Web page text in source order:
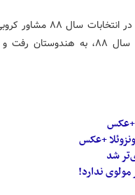
وی که نماینده مردم بجنورد در مجلس هفتم
اصلی ستاد وی به‌حساب می‌آمد. بعد از اتفاقات سال ۸۸،
+عکس
+عکس
شد
ندارد!